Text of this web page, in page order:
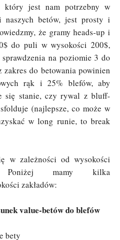
który jest nam potrzebny w
naszych betów, jest prosty i
że gramy heads-up i
do puli w wysokości 200$,
na poziomie 3 do
do betowania powinien
rąk i 25% blefów, aby
się stanie, czy rywal z bluff-
(najlepsze, co może w
w long runie, to break
w zależności od wysokości
Poniżej mamy kilka
zakładów:
value-betów do blefów
bety